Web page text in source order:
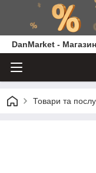
DanMarket -
Товари та